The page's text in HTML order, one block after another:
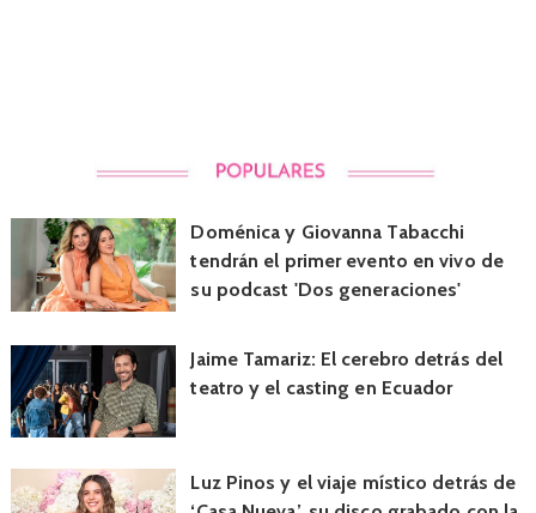
Doménica y Giovanna Tabacchi
tendrán el primer evento en vivo de
su podcast 'Dos generaciones'
Jaime Tamariz: El cerebro detrás del
teatro y el casting en Ecuador
Luz Pinos y el viaje místico detrás de